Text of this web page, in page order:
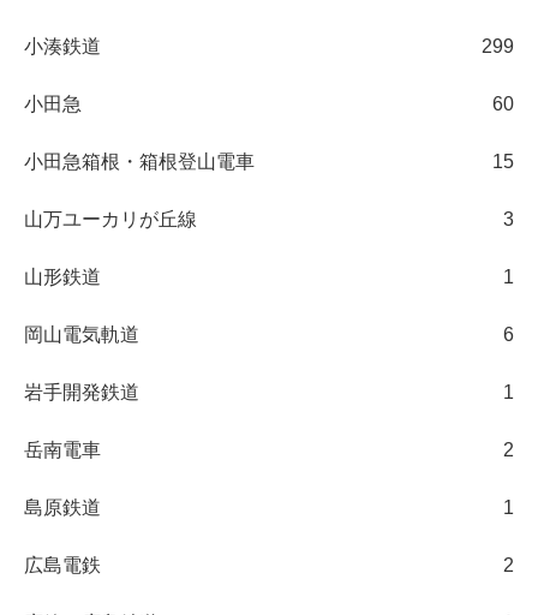
小湊鉄道 299
小田急 60
小田急箱根・箱根登山電車 15
山万ユーカリが丘線 3
山形鉄道 1
岡山電気軌道 6
岩手開発鉄道 1
岳南電車 2
島原鉄道 1
広島電鉄 2